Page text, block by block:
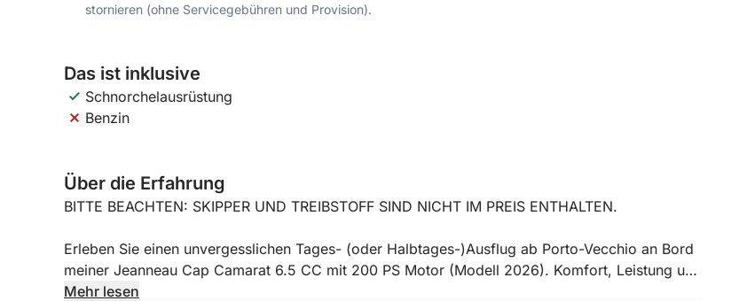
stornieren (ohne Servicegebühren und Provision).
Das ist inklusive
Schnorchelausrüstung
Benzin
Über die Erfahrung
BITTE BEACHTEN: SKIPPER UND TREIBSTOFF SIND NICHT IM PREIS ENTHALTEN.
Erleben Sie einen unvergesslichen Tages- (oder Halbtages-)Ausflug ab Porto-Vecchio an Bord
meiner Jeanneau Cap Camarat 6.5 CC mit 200 PS Motor (Modell 2026). Komfort, Leistung und
Kraftstoffeffizienz stehen Ihnen zur Verfügung.
Mehr lesen